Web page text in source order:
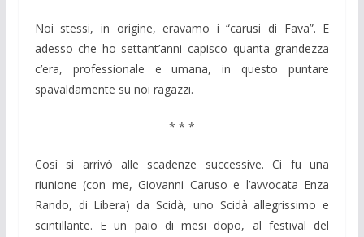
Noi stessi, in origine, eravamo i “carusi di Fava”. E
adesso che ho settant’anni capisco quanta grandezza
c’era, professionale e umana, in questo puntare
spavaldamente su noi ragazzi.
* * *
Così si arrivò alle scadenze successive. Ci fu una
riunione (con me, Giovanni Caruso e l’avvocata Enza
Rando, di Libera) da Scidà, uno Scidà allegrissimo e
scintillante. E un paio di mesi dopo, al festival del